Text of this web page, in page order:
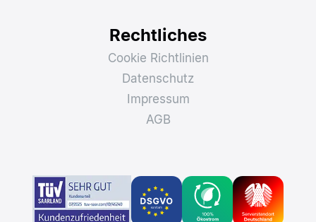
Rechtliches
Cookie Richtlinien
Datenschutz
Impressum
AGB